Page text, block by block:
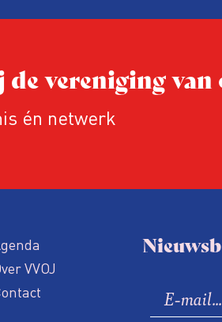
de vereniging
én netwerk
VVOJ